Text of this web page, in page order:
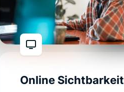
Online Sichtbarkeit